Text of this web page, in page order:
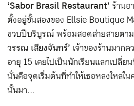
‘Sabor Brasil Restaurant’ร้านอ
ตั้งอยู่ชั้นสองของ Ellsie Boutique
ขวบปีบริบูรณ์ พร้อมสอดส่ายสายตา
วรรณ เสียงจันทร์’ เจ้าของร้านมาก
อายุ 15 เคยไปเป็นนักเรียนแลกเปลี่ย
นั่นคือจุดเริ่มต้นที่ทำให้เธอหลงใหลใ
นั้นมา…